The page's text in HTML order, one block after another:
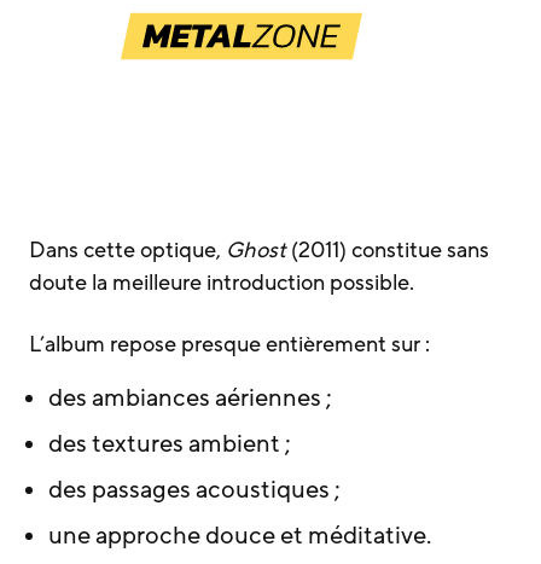
Dans cette optique, Ghost(2011) constitue sans
doute la meilleure introduction possible.
L’album repose presque entièrement sur :
des ambiances aériennes ;
des textures ambient ;
des passages acoustiques ;
une approche douce et méditative.